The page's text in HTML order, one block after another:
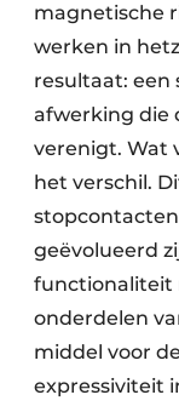
magnetische
werken in
resultaat: een
afwerking die
verenigt. Wat
het verschil.
geëvolueerd
functionaliteit
onderdelen
middel voor
expressiviteit